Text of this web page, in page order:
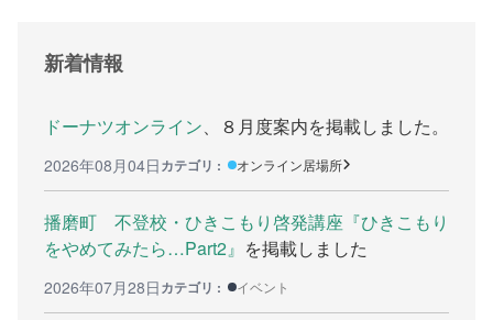
助成金等の情報
相談する前に
兵庫県ひきこもり総合支援センター
兵庫ひきこもり相談支援センター
新着情報
ドーナツオンライン 、８月度案内を掲載しました。
2026年08月04日カテゴリ : オンライン居場所
播磨町 不登校・ひきこもり啓発講座『ひきこもり
をやめてみたら…Part2』 を掲載しました
2026年07月28日カテゴリ : イベント